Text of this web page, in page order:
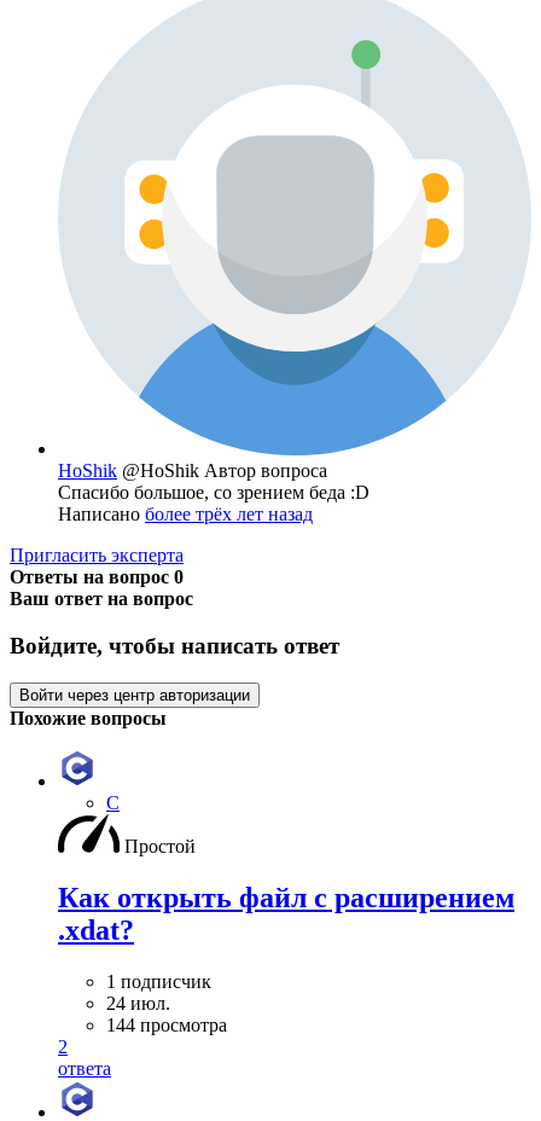
HoShik @HoShik Автор вопроса
Спасибо большое, со зрением беда :D
Написано более трёх лет назад
Пригласить эксперта
Ответы на вопрос 0
Ваш ответ на вопрос
Войдите, чтобы написать ответ
Войти через центр авторизации
Похожие вопросы
C
Простой
Как открыть файл с расширением
.xdat?
1 подписчик
24 июл.
144 просмотра
2
ответа